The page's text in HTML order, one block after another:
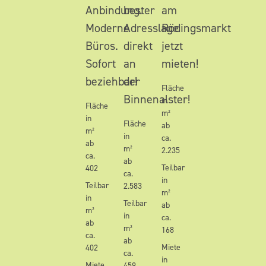
Anbindung.
Moderne
Büros.
Sofort
beziehbar!
Fläche
in
m²
ab
ca.
402
Teilbar
in
m²
ab
ca.
402
bester
Adresslage
direkt
an
der
Binnenalster!
Fläche
in
m²
ab
ca.
2.583
Teilbar
in
m²
ab
ca.
am
Rödingsmarkt
jetzt
mieten!
Fläche
in
m²
ab
ca.
2.235
Teilbar
in
m²
ab
ca.
168
Miete
in